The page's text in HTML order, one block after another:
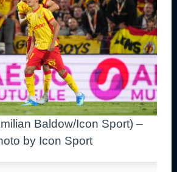
Baldow/Icon Sport) –
by Icon Sport